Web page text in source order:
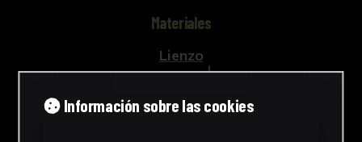
Materiales
Lienzo
Ver más
Información sobre las cookies